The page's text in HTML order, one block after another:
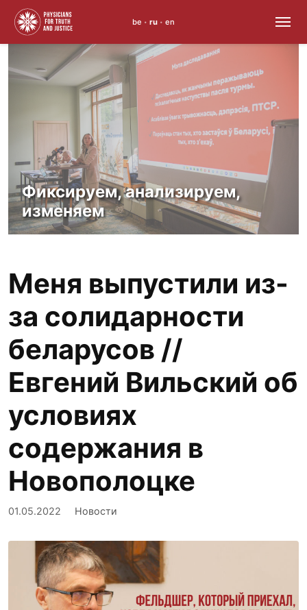
to
content
be • ru • en
Фиксируем, анализируем,
изменяем
Меня выпустили из-
за солидарности
беларусов //
Евгений Вильский об
условиях
содержания в
Новополоцке
01.05.2022 Новости